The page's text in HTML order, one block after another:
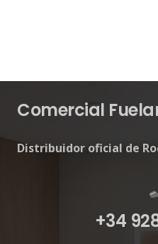
Comercial
Distribuidor oficial de
+34